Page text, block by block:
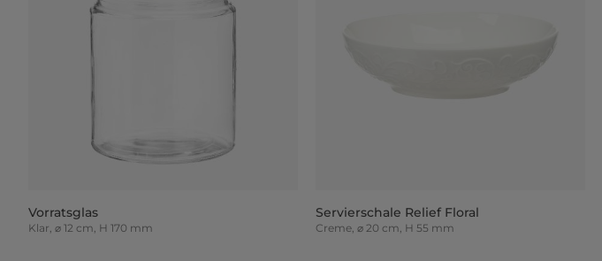
Vorratsglas
Klar, ⌀ 12 cm, H 170 mm
Servierschale Relief Floral
Creme, ⌀ 20 cm, H 55 mm